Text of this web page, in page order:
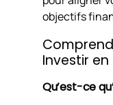
objectifs
Investir en
Qu’est-ce